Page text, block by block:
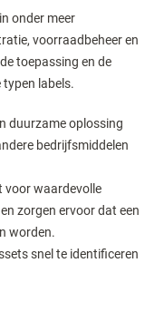
onder meer
voorraadbeheer en
toepassing en de
typen labels.
duurzame oplossing
bedrijfsmiddelen
voor waardevolle
zorgen ervoor dat een
worden.
snel te identificeren